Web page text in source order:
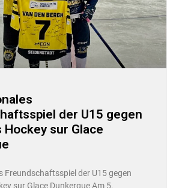
der U15 gegen
Hockey sur Glace
Freundschaftsspiel der U15 gegen
sur Glace Dunkerque Am 5.